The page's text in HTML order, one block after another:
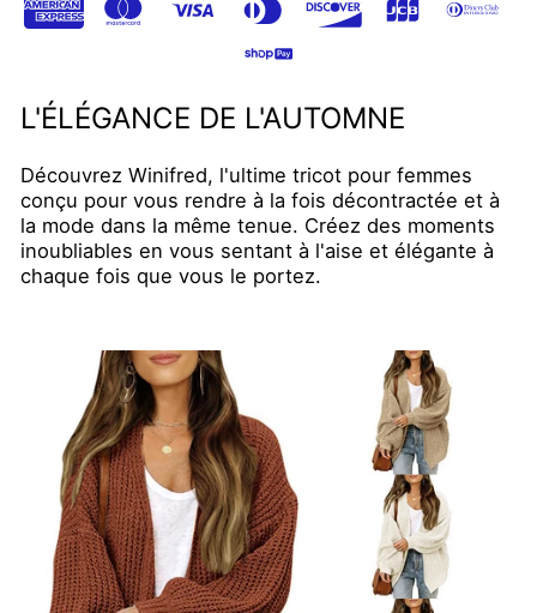
L'ÉLÉGANCE DE L'AUTOMNE
Découvrez Winifred, l'ultime tricot pour femmes
conçu pour vous rendre à la fois décontractée et à
la mode dans la même tenue. Créez des moments
inoubliables en vous sentant à l'aise et élégante à
chaque fois que vous le portez.